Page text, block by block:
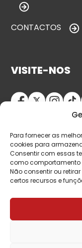
Para fornecer as
cookies para
Consentir com essas
como comportamento
Não consentir ou
certos recursos e
CONTACTOS
VISITE-NOS
© Copyright